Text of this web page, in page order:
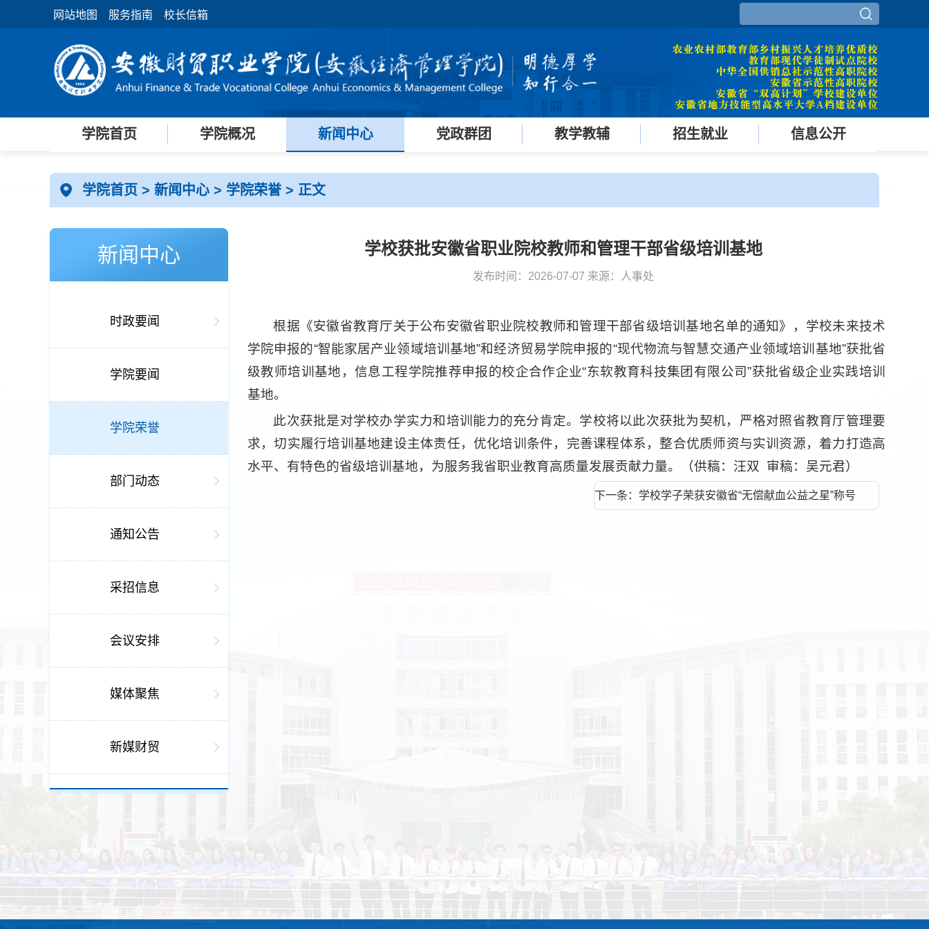
网站地图 服务指南 校长信箱
学院首页 学院概况 新闻中心 党政群团 教学教辅 招生就业 信息公开
学院首页 > 新闻中心 > 学院荣誉 > 正文
新闻中心
时政要闻
学院要闻
学院荣誉
部门动态
通知公告
采招信息
会议安排
媒体聚焦
新媒财贸
学校获批安徽省职业院校教师和管理干部省级培训基地
发布时间：2026-07-07 来源：人事处
根据《安徽省教育厅关于公布安徽省职业院校教师和管理干部省级培训基地名单的通知》，学校未来技术
学院申报的“智能家居产业领域培训基地”和经济贸易学院申报的“现代物流与智慧交通产业领域培训基地”获批省
级教师培训基地，信息工程学院推荐申报的校企合作企业“东软教育科技集团有限公司”获批省级企业实践培训
基地。
此次获批是对学校办学实力和培训能力的充分肯定。学校将以此次获批为契机，严格对照省教育厅管理要
求，切实履行培训基地建设主体责任，优化培训条件，完善课程体系，整合优质师资与实训资源，着力打造高
水平、有特色的省级培训基地，为服务我省职业教育高质量发展贡献力量。（供稿：汪双 审稿：吴元君）
下一条：学校学子荣获安徽省“无偿献血公益之星”称号